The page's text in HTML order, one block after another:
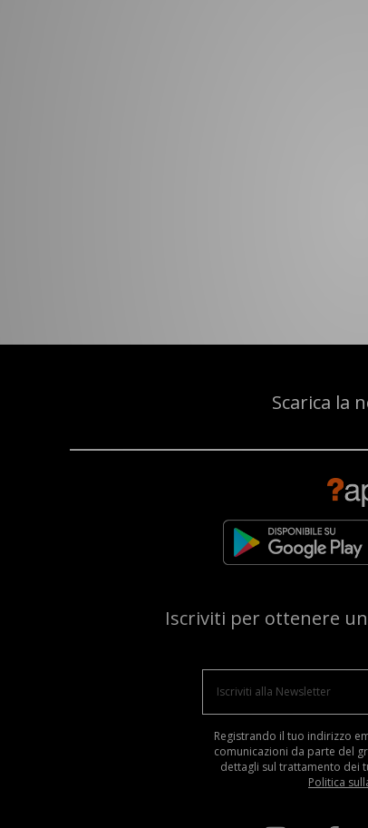
Scarica la
Iscriviti per ottenere un
Registrando il tuo indirizzo
comunicazioni da parte del
dettagli sul trattamento dei
Politica